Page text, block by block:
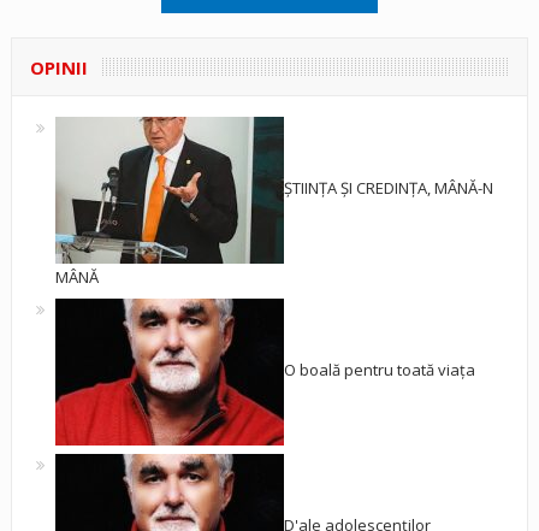
OPINII
ȘTIINȚA ȘI CREDINȚA, MÂNĂ-N
MÂNĂ
O boală pentru toată viața
D'ale adolescenților